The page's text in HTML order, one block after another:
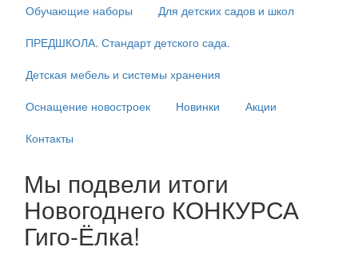
Обучающие наборы
Для детских садов и школ
ПРЕДШКОЛА. Стандарт детского сада.
Детская мебель и системы хранения
Оснащение новостроек
Новинки
Акции
Контакты
Мы подвели итоги
Новогоднего КОНКУРСА
Гиго-Ёлка!